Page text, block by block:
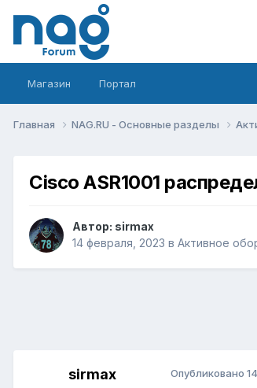
Магазин Портал
Главная NAG.RU - Основные разделы
Cisco ASR1001
Автор: sirmax
14 февраля, 2023 в Активное
sirmax Опубликовано